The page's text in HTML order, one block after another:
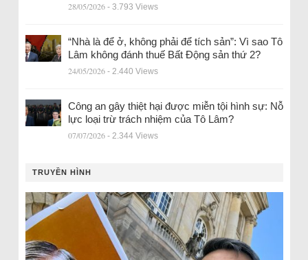
28/05/2026 - 3.793 Views
“Nhà là để ở, không phải để tích sản”: Vì sao Tô
Lâm không đánh thuế Bất Động sản thứ 2?
24/05/2026 - 2.440 Views
Công an gây thiệt hại được miễn tội hình sự: Nỗ
lực loại trừ trách nhiệm của Tô Lâm?
07/07/2026 - 2.344 Views
TRUYỀN HÌNH